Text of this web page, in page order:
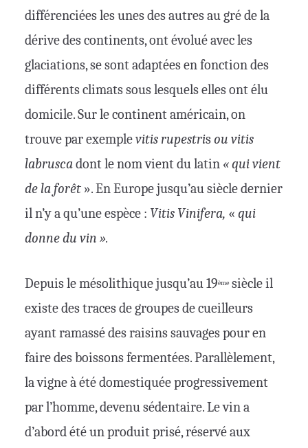
différenciées les unes des autres au gré de la
dérive des continents, ont évolué avec les
glaciations, se sont adaptées en fonction des
différents climats sous lesquels elles ont élu
domicile. Sur le continent américain, on
trouve par exemplevitis rupestrisou vitis
labruscadont le nom vient du latin « qui vient
de la forêt ». En Europe jusqu’au siècle dernier
il n’y a qu’une espèce : Vitis Vinifera, « qui
donne du vin ».
Depuis le mésolithique jusqu’au 19ème siècle il
existe des traces de groupes de cueilleurs
ayant ramassé des raisins sauvages pour en
faire des boissons fermentées. Parallèlement,
la vigne à été domestiquée progressivement
par l’homme, devenu sédentaire. Le vin a
d’abord été un produit prisé, réservé aux